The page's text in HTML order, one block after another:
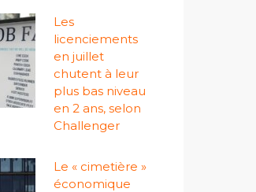
Les
licenciements
en juillet
chutent à leur
plus bas niveau
en 2 ans, selon
Challenger
Le « cimetière »
économique